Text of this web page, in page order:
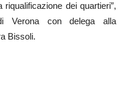
dei quartieri”,
Verona con delega alla
Bissoli.